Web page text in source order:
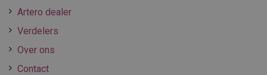
Artero dealer
Verdelers
Over ons
Contact